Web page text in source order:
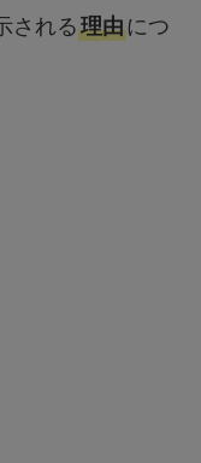
される理由につ